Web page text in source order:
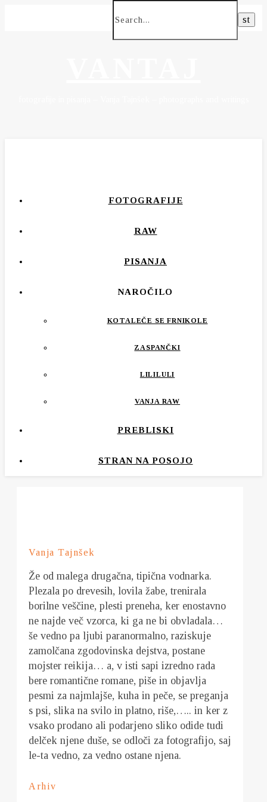
FOTOGRAFIJE
RAW
PISANJA
NAROČILO
KOTALEČE SE FRNIKOLE
ZASPANČKI
LILILULI
VANJA RAW
PREBLISKI
STRAN NA POSOJO
Vanja Tajnšek
Že od malega drugačna, tipična vodnarka.
Plezala po drevesih, lovila žabe, trenirala
borilne veščine, plesti preneha, ker enostavno
ne najde več vzorca, ki ga ne bi obvladala…
še vedno pa ljubi paranormalno, raziskuje
zamolčana zgodovinska dejstva, postane
mojster reikija… a, v isti sapi izredno rada
bere romantične romane, piše in objavlja
pesmi za najmlajše, kuha in peče, se preganja
s psi, slika na svilo in platno, riše,….. in ker z
vsako prodano ali podarjeno sliko odide tudi
delček njene duše, se odloči za fotografijo, saj
le-ta vedno, za vedno ostane njena.
Arhiv